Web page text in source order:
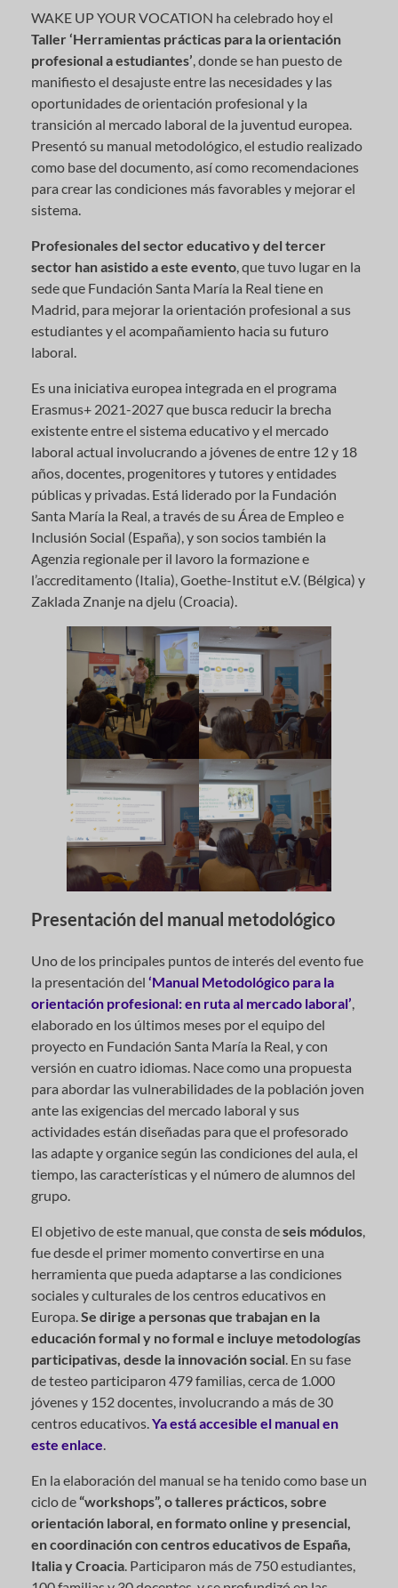
WAKE UP YOUR VOCATION ha celebrado hoy el
Taller ‘Herramientas prácticas para la orientación
profesional a estudiantes’ , donde se han puesto de
manifiesto el desajuste entre las necesidades y las
oportunidades de orientación profesional y la
transición al mercado laboral de la juventud europea.
Presentó su manual metodológico, el estudio realizado
como base del documento, así como recomendaciones
para crear las condiciones más favorables y mejorar el
sistema.
Profesionales del sector educativo y del tercer
sector han asistido a este evento , que tuvo lugar en la
sede que Fundación Santa María la Real tiene en
Madrid, para mejorar la orientación profesional a sus
estudiantes y el acompañamiento hacia su futuro
laboral.
Es una iniciativa europea integrada en el programa
Erasmus+ 2021-2027 que busca reducir la brecha
existente entre el sistema educativo y el mercado
laboral actual involucrando a jóvenes de entre 12 y 18
años, docentes, progenitores y tutores y entidades
públicas y privadas. Está liderado por la Fundación
Santa María la Real, a través de su Área de Empleo e
Inclusión Social (España), y son socios también la
Agenzia regionale per il lavoro la formazione e
l’accreditamento (Italia), Goethe-Institut e.V. (Bélgica) y
Zaklada Znanje na djelu (Croacia).
Presentación del manual metodológico
Uno de los principales puntos de interés del evento fue
la presentación del ‘Manual Metodológico para la
orientación profesional: en ruta al mercado laboral’
elaborado en los últimos meses por el equipo del
proyecto en Fundación Santa María la Real, y con
versión en cuatro idiomas. Nace como una propuesta
para abordar las vulnerabilidades de la población joven
ante las exigencias del mercado laboral y sus
actividades están diseñadas para que el profesorado
las adapte y organice según las condiciones del aula, el
tiempo, las características y el número de alumnos del
grupo.
El objetivo de este manual, que consta deseis módulos
fue desde el primer momento convertirse en una
herramienta que pueda adaptarse a las condiciones
sociales y culturales de los centros educativos en
Europa. Se dirige a personas que trabajan en la
educación formal y no formal e incluye metodologías
participativas, desde la innovación social . En su fase
de testeo participaron 479 familias, cerca de 1.000
jóvenes y 152 docentes, involucrando a más de 30
centros educativos. Ya está accesible el manual en
este enlace
En la elaboración del manual se ha tenido como base un
ciclo de“workshops”, o talleres prácticos, sobre
orientación laboral, en formato online y presencial,
en coordinación con centros educativos de España,
Italia y Croacia . Participaron más de 750 estudiantes,